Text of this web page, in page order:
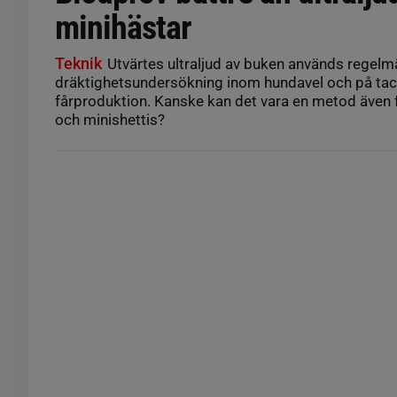
minihästar
Teknik Utvärtes ultraljud av buken används
dräktighetsundersökning inom hundavel och på
fårproduktion. Kanske kan det vara en metod
och minishettis?